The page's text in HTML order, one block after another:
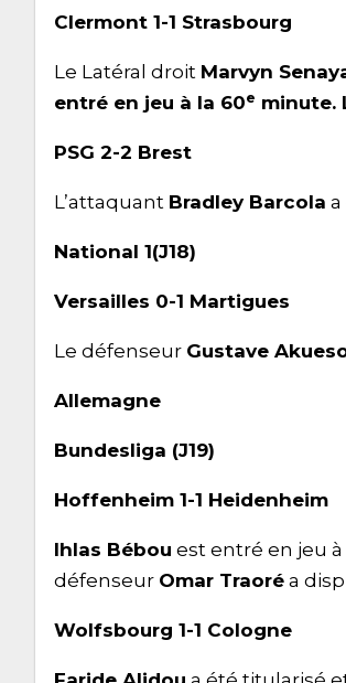
Clermont 1-1 Strasbourg
Le Latéral droit Marvyn
entré en jeu à la 60e minute.
PSG 2-2 Brest
L’attaquant Bradley Barcola a
National 1(J18)
Versailles 0-1 Martigues
Le défenseur Gustave
Allemagne
Bundesliga (J19)
Hoffenheim 1-1 Heidenheim
Ihlas Bébou est entré en jeu à
défenseur Omar Traoré a
Wolfsbourg 1-1 Cologne